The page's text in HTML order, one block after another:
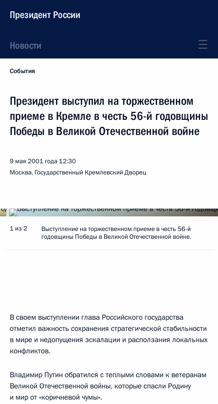
Президент России
Новости
События
Президент выступил на торжественном
приеме в Кремле в честь 56-й годовщины
Победы в Великой Отечественной войне
9 мая 2001 года 12:30
Москва, Государственный Кремлевский Дворец
1 из 2
Выступление на торжественном приеме в честь 56-й
годовщины Победы в Великой Отечественной войне.
В своем выступлении глава Российского государства
отметил важность сохранения стратегической стабильности
в мире и недопущения эскалации и расползания локальных
конфликтов.
Владимир Путин обратился с теплыми словами к ветеранам
Великой Отечественной войны, которые спасли Родину
и мир от «коричневой чумы».